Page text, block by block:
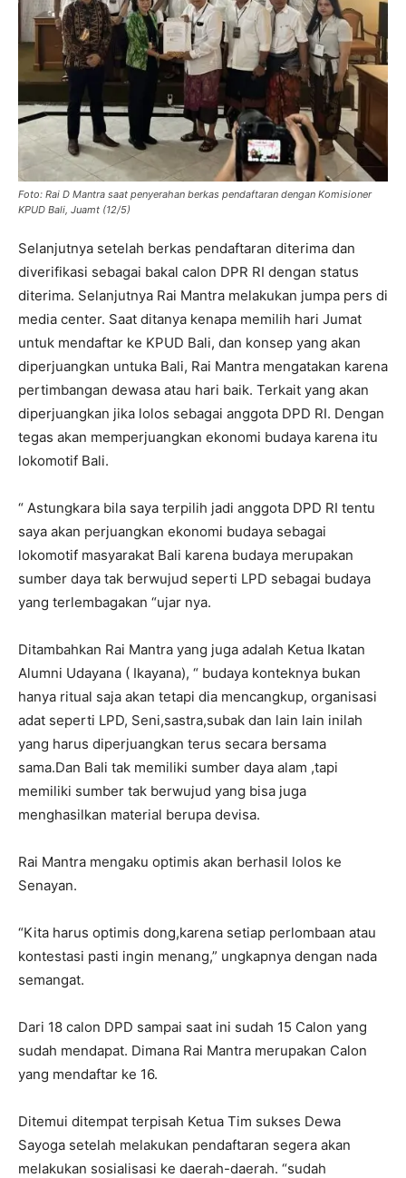
Foto: Rai D Mantra saat penyerahan berkas pendaftaran dengan Komisioner
KPUD Bali, Juamt (12/5)
Selanjutnya setelah berkas pendaftaran diterima dan
diverifikasi sebagai bakal calon DPR RI dengan status
diterima. Selanjutnya Rai Mantra melakukan jumpa pers di
media center. Saat ditanya kenapa memilih hari Jumat
untuk mendaftar ke KPUD Bali, dan konsep yang akan
diperjuangkan untuka Bali, Rai Mantra mengatakan karena
pertimbangan dewasa atau hari baik. Terkait yang akan
diperjuangkan jika lolos sebagai anggota DPD RI. Dengan
tegas akan memperjuangkan ekonomi budaya karena itu
lokomotif Bali.
“ Astungkara bila saya terpilih jadi anggota DPD RI tentu
saya akan perjuangkan ekonomi budaya sebagai
lokomotif masyarakat Bali karena budaya merupakan
sumber daya tak berwujud seperti LPD sebagai budaya
yang terlembagakan “ujar nya.
Ditambahkan Rai Mantra yang juga adalah Ketua Ikatan
Alumni Udayana ( Ikayana), “ budaya konteknya bukan
hanya ritual saja akan tetapi dia mencangkup, organisasi
adat seperti LPD, Seni,sastra,subak dan lain lain inilah
yang harus diperjuangkan terus secara bersama
sama.Dan Bali tak memiliki sumber daya alam ,tapi
memiliki sumber tak berwujud yang bisa juga
menghasilkan material berupa devisa.
Rai Mantra mengaku optimis akan berhasil lolos ke
Senayan.
“Kita harus optimis dong,karena setiap perlombaan atau
kontestasi pasti ingin menang,” ungkapnya dengan nada
semangat.
Dari 18 calon DPD sampai saat ini sudah 15 Calon yang
sudah mendapat. Dimana Rai Mantra merupakan Calon
yang mendaftar ke 16.
Ditemui ditempat terpisah Ketua Tim sukses Dewa
Sayoga setelah melakukan pendaftaran segera akan
melakukan sosialisasi ke daerah-daerah. “sudah